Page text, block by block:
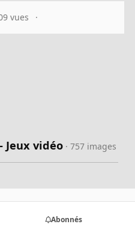
vues
Jeux vidéo · 757 images
Abonnés